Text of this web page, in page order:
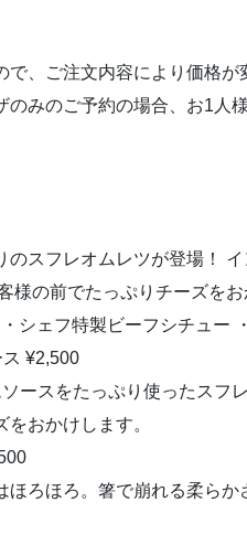
、ご注文内容により価格が
のみのご予約の場合、お1人
のスフレオムレツが登場！
様の前でたっぷりチーズを
シェフ特製ビーフシチュー
¥2,500
ースをたっぷり使ったスフ
おかけします。
ほろほろ。箸で崩れる柔ら